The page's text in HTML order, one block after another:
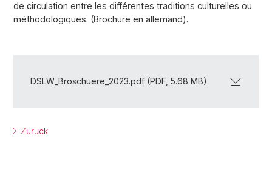
de circulation entre les différentes traditions culturelles ou
méthodologiques. (Brochure en allemand).
DSLW_Broschuere_2023.pdf (PDF, 5.68 MB)
Zurück